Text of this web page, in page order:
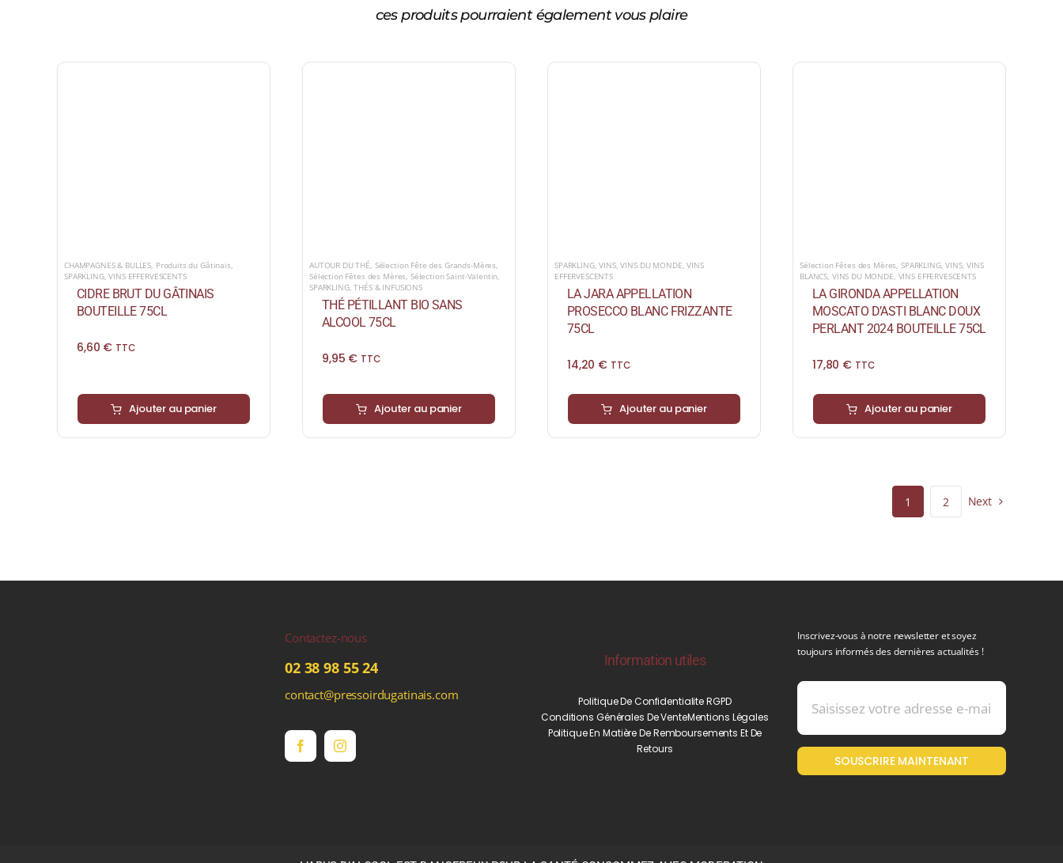
ces produits pourraient également vous plaire
CHAMPAGNES & BULLES, Produits du Gâtinais,
SPARKLING,VINS EFFERVESCENTS
CIDRE BRUT DU GÂTINAIS
BOUTEILLE 75CL
6,60 € TTC
Ajouter au panier
AUTOUR DU THÉ, Sélection Fête des Grands-Mères,
Sélection Fêtes des Mères, Sélection Saint-Valentin,
SPARKLING,THÉS & INFUSIONS
THÉ PÉTILLANT BIO SANS
ALCOOL 75CL
9,95 € TTC
Ajouter au panier
SPARKLING,VINS,VINS DU MONDE,VINS
EFFERVESCENTS
LA JARA APPELLATION
PROSECCO BLANC FRIZZANTE
75CL
14,20 € TTC
Ajouter au panier
Sélection Fêtes des Mères, SPARKLING,VINS,VINS
BLANCS, VINS DU MONDE, VINS EFFERVESCENTS
LA GIRONDA APPELLATION
MOSCATO D’ASTI BLANC DOUX
PERLANT 2024 BOUTEILLE 75CL
17,80 € TTC
Ajouter au panier
1 2 Next
Contactez-nous
02 38 98 55 24
contact@pressoirdugatinais.com
Information utiles
Politique De Confidentialite RGPD
Conditions Générales De VenteMentions Légales
Politique En Matière De Remboursements Et De
Retours
Inscrivez-vous à notre newsletter et soyez
toujours informés des dernières actualités !
SOUSCRIRE MAINTENANT